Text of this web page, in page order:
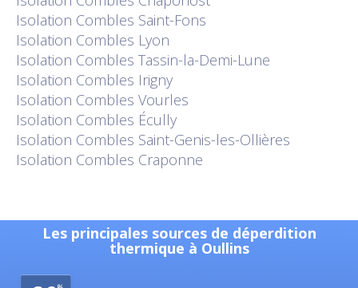
Isolation Combles Saint-Fons
Isolation Combles Lyon
Isolation Combles Tassin-la-Demi-Lune
Isolation Combles Irigny
Isolation Combles Vourles
Isolation Combles Écully
Isolation Combles Saint-Genis-les-Ollières
Isolation Combles Craponne
Les principales sources de déperdition
thermique à Oullins